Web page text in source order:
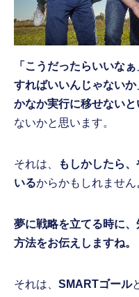
「こうだったらいいな
すればいいんじゃない
かなか実行に移せない
ないかと思います。
それは、
もしかしたら
いるからかもしれません
夢に戦略を立てる時に
方法をお伝えしますね。
それは、SMARTゴール